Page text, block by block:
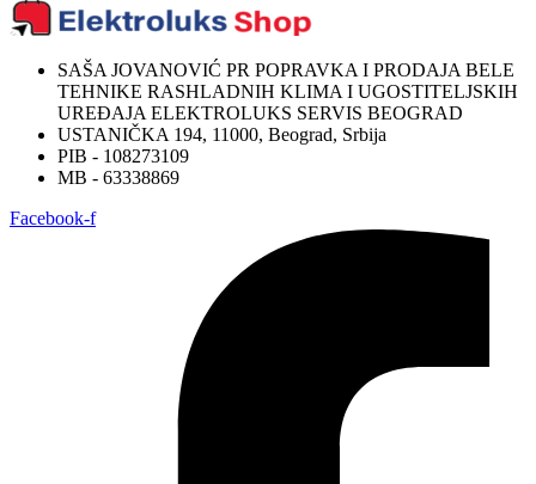
SAŠA JOVANOVIĆ PR POPRAVKA I PRODAJA BELE
TEHNIKE RASHLADNIH KLIMA I UGOSTITELJSKIH
UREĐAJA ELEKTROLUKS SERVIS BEOGRAD
USTANIČKA 194, 11000, Beograd, Srbija
PIB - 108273109
MB - 63338869
Facebook-f